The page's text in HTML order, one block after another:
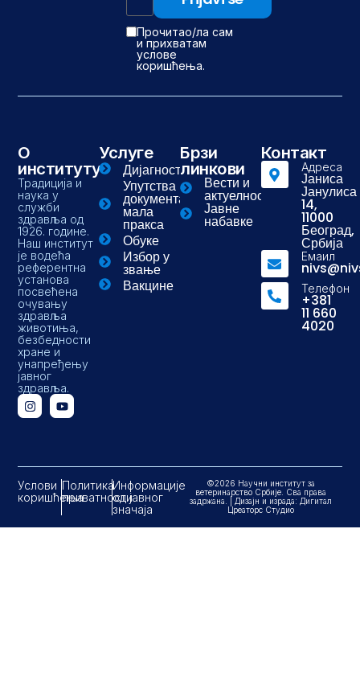
Прочитао/ла сам
и прихватам
услове
коришћења.
О
институту
Традиција и
наука у
служби
здравља од
1926. године.
Наш институт
је водећа
референтна
установа
посвећена
очувању
здравља
животиња,
безбедности
хране и
унапређењу
јавног
здравља.
Услуге
Дијагностика
Упутства и
документа-
мала
пракса
Обуке
Избор у
звање
Вакцине
Брзи
линкови
Вести и
актуелности
Јавне
набавке
Контакт
Адреса
Јаниса
Јанулиса
14,
11000
Београд,
Србија
Емаил
Телефон
+381
11 660
4020
Услови
коришћења
Политика
приватности
Информације
од јавног
значаја
©2026 Научни институт за
ветеринарство Србије. Сва права
задржана. | Дизајн и израда: Дигитал
Цреаторс Студио